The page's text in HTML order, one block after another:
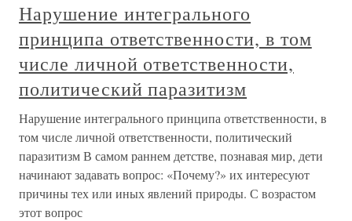
Нарушение интегрального
принципа ответственности, в том
числе личной ответственности,
политический паразитизм
Нарушение интегрального принципа ответственности, в
том числе личной ответственности, политический
паразитизм В самом раннем детстве, познавая мир, дети
начинают задавать вопрос: «Почему?» их интересуют
причины тех или иных явлений природы. С возрастом
этот вопрос